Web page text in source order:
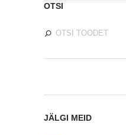
OTSI
JÄLGI MEID